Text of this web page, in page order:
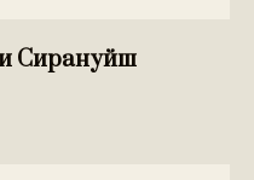
Сирануйш